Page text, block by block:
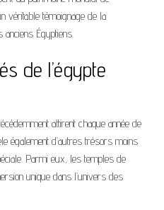
véritable témoignage de la
Égyptiens.
de l’égypte
attirent chaque année de
également d’autres trésors moins
Parmi eux, les temples de
unique dans l’univers des